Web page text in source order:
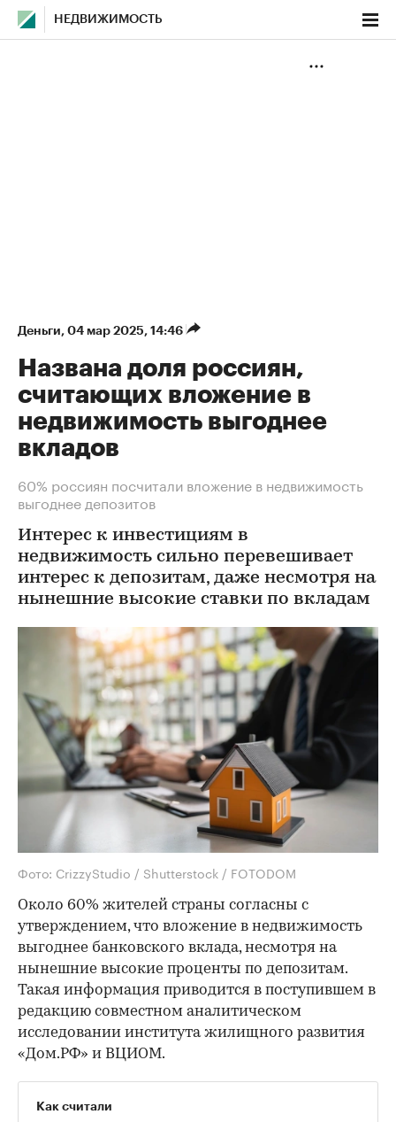
НЕДВИЖИМОСТЬ
Деньги⁠, 04 мар 2025, 14:46
Названа доля россиян,
считающих вложение в
недвижимость выгоднее
вкладов
60% россиян посчитали вложение в недвижимость
выгоднее депозитов
Интерес к инвестициям в
недвижимость сильно перевешивает
интерес к депозитам, даже несмотря на
нынешние высокие ставки по вкладам
Фото: CrizzyStudio / Shutterstock / FOTODOM
Около 60% жителей страны согласны с
утверждением, что вложение в недвижимость
выгоднее банковского вклада, несмотря на
нынешние высокие проценты по депозитам.
Такая информация приводится в поступившем в
редакцию совместном аналитическом
исследовании института жилищного развития
«Дом.РФ» и ВЦИОМ.
Как считали